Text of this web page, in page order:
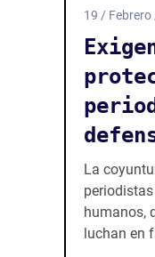
19 / Febrero
La
humanos,
luchan en